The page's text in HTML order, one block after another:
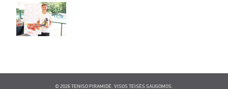
© 2026 TENISO PIRAMIDĖ. VISOS TEISĖS SAUGOMOS.